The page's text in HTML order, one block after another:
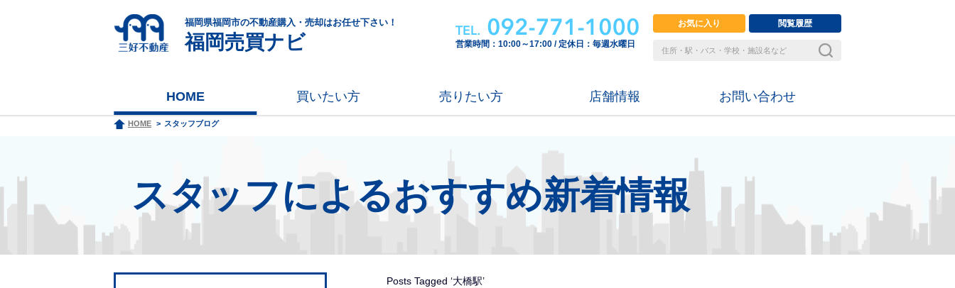
福岡県福岡市の不動産購入・売却はお任せ下さい！
福岡売買ナビ 営業時間：10:00～17:00 / 定休日：毎週水曜日
お気に入り 閲覧履歴
HOME 買いたい方 売りたい方 店舗情報 お問い合わせ
HOME スタッフブログ
スタッフによるおすすめ新着情報
Posts Tagged ‘大橋駅’